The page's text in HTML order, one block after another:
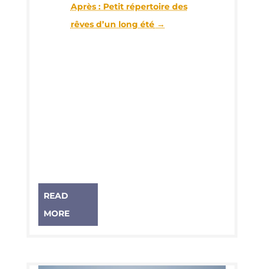
Après : Petit réper­toire des
rêves d’un long été→
READ
MORE